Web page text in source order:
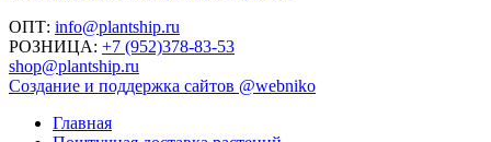
ОПТ: info@plantship.ru
РОЗНИЦА: +7 (952)378-83-53
shop@plantship.ru
Создание и поддержка сайтов @webniko
Главная